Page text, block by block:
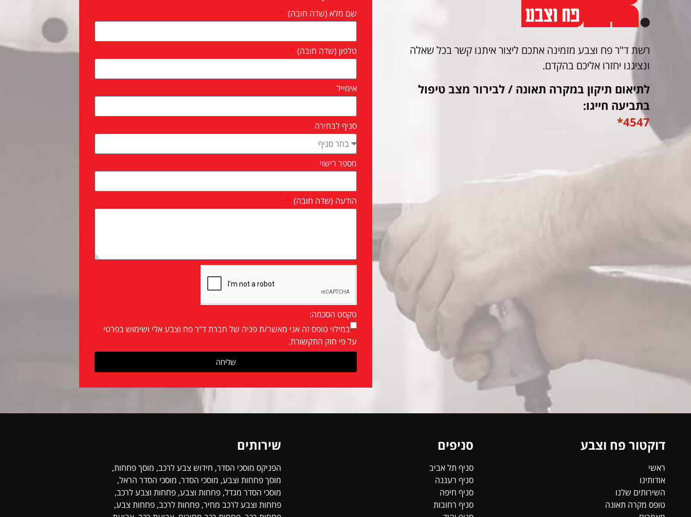
רשת ד"ר פח וצבע מזמינה אתכם ליצור איתנו קשר בכל שאלה
ונציגנו יחזרו אליכם בהקדם.
לתיאום תיקון במקרה תאונה / לבירור מצב טיפול
בתביעה חייגו:
4547*
שם מלא (שדה חובה)
טלפון (שדה חובה)
אימייל
סניף לבחירה
מספר רישוי
הודעה (שדה חובה)
טקסט הסכמה:
במילוי טופס זה אני מאשר/ת פניה של חברת ד"ר פח וצבע אלי ושימוש בפרטי
על פי חוק התקשורת.
שליחה
דוקטור פח וצבע
ראשי
אודותינו
השירותים שלנו
טופס מקרה תאונה
סניפים
סניף תל אביב
סניף רעננה
סניף חיפה
סניף רחובות
שירותים
הפניקס מוסכי הסדר, חידוש צבע לרכב, מוסך פחחות,
מוסך פחחות וצבע, מוסכי הסדר, מוסכי הסדר הראל,
מוסכי הסדר מגדל, פחחות וצבע, פחחות וצבע לרכב,
פחחות וצבע לרכב מחיר, פחחות לרכב, פחחות צבע,